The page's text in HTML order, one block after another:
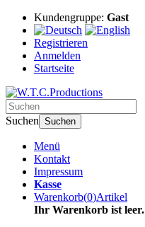
Kundengruppe: Gast
Registrieren
Anmelden
Startseite
Suchen Suchen
Menü
Kontakt
Impressum
Kasse
Warenkorb(0)Artikel
Ihr Warenkorb ist leer.